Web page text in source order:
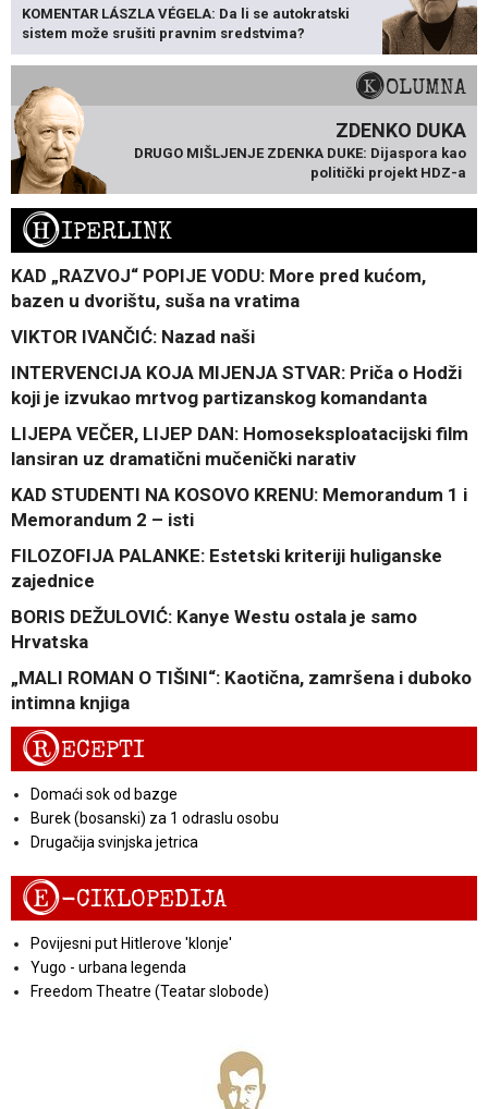
KOMENTAR LÁSZLA VÉGELA: Da li se autokratski
sistem može srušiti pravnim sredstvima?
KOLUMNA
ZDENKO DUKA
DRUGO MIŠLJENJE ZDENKA DUKE: Dijaspora kao
politički projekt HDZ-a
HIPERLINK
KAD „RAZVOJ“ POPIJE VODU: More pred kućom,
bazen u dvorištu, suša na vratima
VIKTOR IVANČIĆ: Nazad naši
INTERVENCIJA KOJA MIJENJA STVAR: Priča o Hodži
koji je izvukao mrtvog partizanskog komandanta
LIJEPA VEČER, LIJEP DAN: Homoseksploatacijski film
lansiran uz dramatični mučenički narativ
KAD STUDENTI NA KOSOVO KRENU: Memorandum 1 i
Memorandum 2 – isti
FILOZOFIJA PALANKE: Estetski kriteriji huliganske
zajednice
BORIS DEŽULOVIĆ: Kanye Westu ostala je samo
Hrvatska
„MALI ROMAN O TIŠINI“: Kaotična, zamršena i duboko
intimna knjiga
RECEPTI
Domaći sok od bazge
Burek (bosanski) za 1 odraslu osobu
Drugačija svinjska jetrica
E-CIKLOPEDIJA
Povijesni put Hitlerove 'klonje'
Yugo - urbana legenda
Freedom Theatre (Teatar slobode)